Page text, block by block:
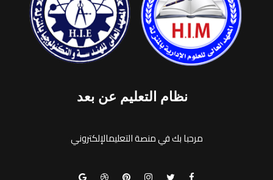
نظام التعليم عن بعد
مرحبا بك في منصة التعليمالإلكتروني